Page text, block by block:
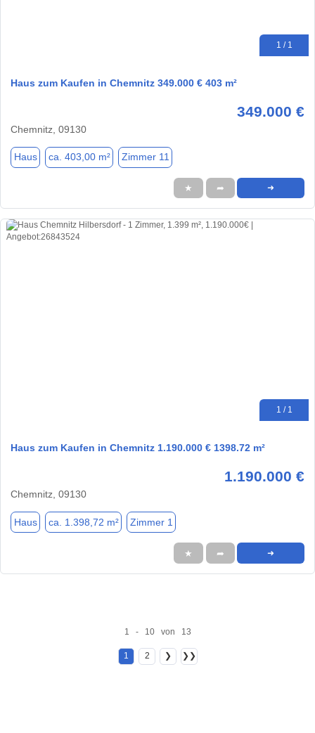
1 / 1
Haus zum Kaufen in Chemnitz 349.000 € 403 m²
349.000 €
Chemnitz, 09130
Haus ca. 403,00 m² Zimmer 11
★ ➦ ➜
1 / 1
Haus zum Kaufen in Chemnitz 1.190.000 € 1398.72 m²
1.190.000 €
Chemnitz, 09130
Haus ca. 1.398,72 m² Zimmer 1
★ ➦ ➜
1 - 10 von 13
1 2 ❯ ❯❯